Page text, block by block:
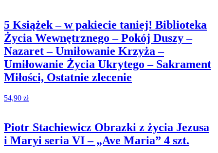
5 Książek – w pakiecie taniej! Biblioteka
Życia Wewnętrznego – Pokój Duszy –
Nazaret – Umiłowanie Krzyża –
Umiłowanie Życia Ukrytego – Sakrament
Miłości, Ostatnie zlecenie
54,90 zł
Piotr Stachiewicz Obrazki z życia Jezusa
i Maryi seria VI – „Ave Maria” 4 szt.